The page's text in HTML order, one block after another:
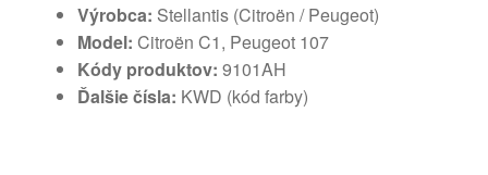
Výrobca: Stellantis (Citroën / Peugeot)
Model: Citroën C1, Peugeot 107
Kódy produktov: 9101AH
Ďalšie čísla: KWD (kód farby)